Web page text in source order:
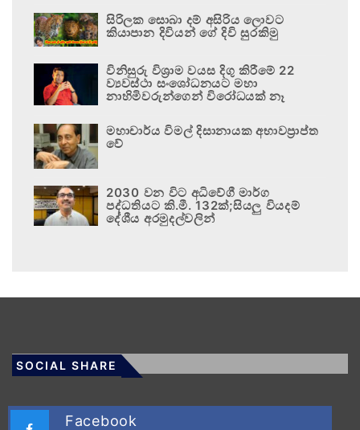
සිරිලක සොබා දම් අසිරිය ලොවට
කියාපාන දිවියන් ගේ දිවි සුරකිමු
විනිසුරු විශ්‍රාම වයස දිගු කිරීමේ 22
ව්‍යවස්ථා සංශෝධනයට මහා
නාහිමිවරුන්ගෙන් විරෝධයක් නෑ
මහාචාර්ය විමල් දිසානායක අභාවප්‍රාප්ත
වේ
2030 වන විට අධිවේගී මාර්ග
පද්ධතියට කි.මී. 132ක්;සියලු වියදම්
දේශීය අරමුදල්වලින්
SOCIAL SHARE
Facebook